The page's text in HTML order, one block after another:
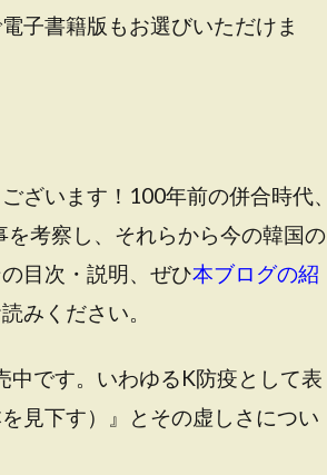
子書籍版もお選びいただけま
ざいます！100年前の併合時代、
考察し、それらから今の韓国の
目次・説明、ぜひ本ブログの紹
みください。
中です。いわゆるK防疫として表
見下す）』とその虚しさについ